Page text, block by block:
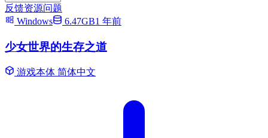
反馈资源问题
Windows
6.47GB1 年前
少女世界的生存之道
游戏本体 简体中文